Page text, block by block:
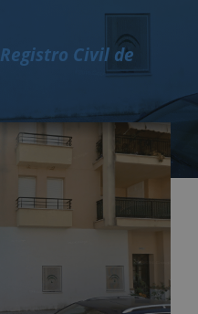
Registro Civil de